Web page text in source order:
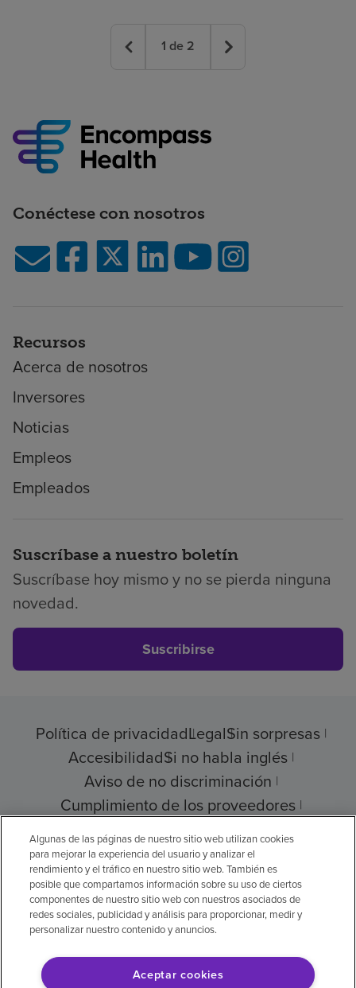
1 de 2
Conéctese con nosotros
Recursos
Acerca de nosotros
Inversores
Noticias
Empleos
Empleados
Suscríbase a nuestro boletín
Suscríbase hoy mismo y no se pierda ninguna
novedad.
Suscribirse
Política de privacidadLegalSin sorpresas
AccesibilidadSi no habla inglés
Aviso de no discriminación
Cumplimiento de los proveedores
Transparencia de precios
© 2026 Encompass Health Corporation
Preferencias de cookies
Algunas de las páginas de nuestro sitio web utilizan cookies
para mejorar la experiencia del usuario y analizar el
rendimiento y el tráfico en nuestro sitio web. También es
posible que compartamos información sobre su uso de ciertos
componentes de nuestro sitio web con nuestros asociados de
redes sociales, publicidad y análisis para proporcionar, medir y
personalizar nuestro contenido y anuncios.
Aceptar cookies